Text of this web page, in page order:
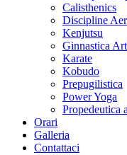
Calisthenics
Discipline
Kenjutsu
Ginnastica
Karate
Kobudo
Prepugilistica
Power Yoga
Propedeutica
Orari
Galleria
Contattaci